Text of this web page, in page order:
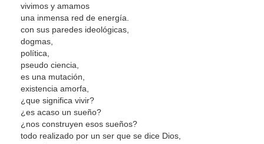
vivimos y amamos
una inmensa red de energía.
con sus paredes ideológicas,
dogmas,
política,
pseudo ciencia,
es una mutación,
existencia amorfa,
¿que significa vivir?
¿es acaso un sueño?
¿nos construyen esos sueños?
todo realizado por un ser que se dice Dios,